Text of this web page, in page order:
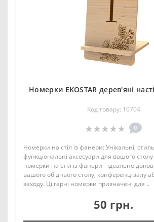
Номерки EKOSTAR дерев'яні
Код товару: 10704
0
Номерки на стіл із фанери: Унікальні,
функціональні аксесуари для вашого
номерки на стіл із фанери - ідеальне
вашого обіднього столу, конференц-залу
заходу. Ці гарні номерки призначені для ..
50 грн.